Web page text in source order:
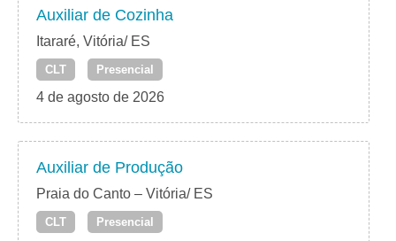
Auxiliar de Cozinha
Itararé, Vitória/ ES
CLT Presencial
4 de agosto de 2026
Auxiliar de Produção
Praia do Canto – Vitória/ ES
CLT Presencial